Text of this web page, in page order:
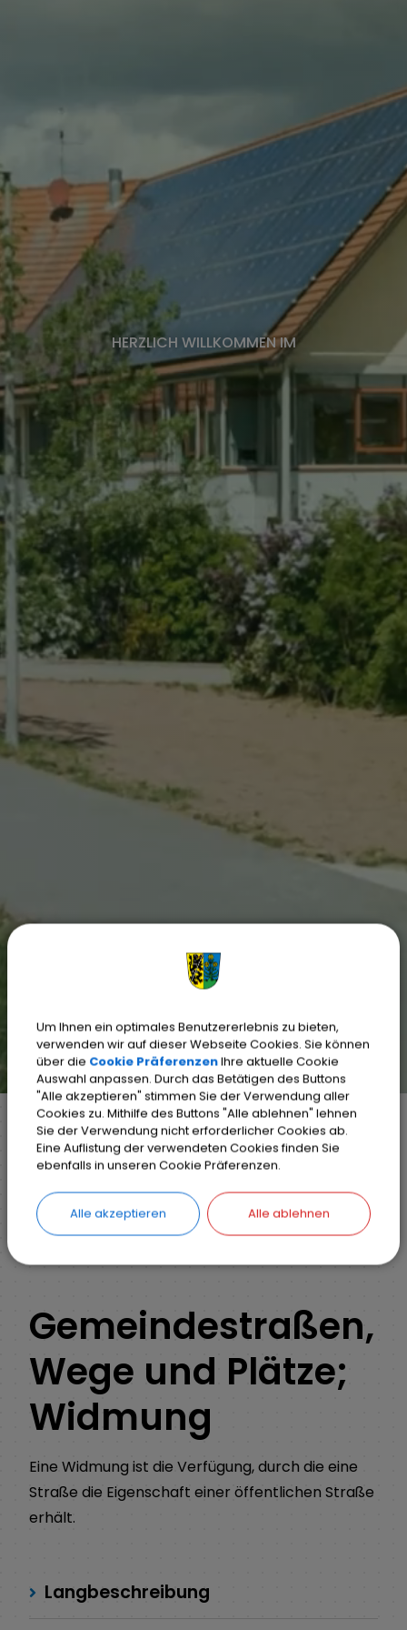
HERZLICH WILLKOMMEN IM
Markt Weisendorf Bürgerinfo
Rathaus
Ihr Anliegen
Detail
ZURÜCK
Gemeindestraßen,
Wege und Plätze;
Widmung
Eine Widmung ist die Verfügung, durch die eine
Straße die Eigenschaft einer öffentlichen Straße
erhält.
Langbeschreibung
Um Ihnen ein optimales Benutzererlebnis zu bieten,
verwenden wir auf dieser Webseite Cookies. Sie können
über die Cookie PräferenzenIhre aktuelle Cookie
Auswahl anpassen. Durch das Betätigen des Buttons
"Alle akzeptieren" stimmen Sie der Verwendung aller
Cookies zu. Mithilfe des Buttons "Alle ablehnen" lehnen
Sie der Verwendung nicht erforderlicher Cookies ab.
Eine Auflistung der verwendeten Cookies finden Sie
ebenfalls in unseren Cookie Präferenzen.
Alle akzeptieren Alle ablehnen